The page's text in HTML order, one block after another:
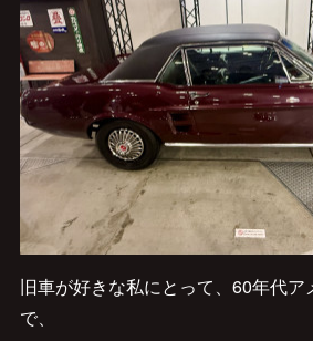
旧車が好きな私にとって、60年代ア
で、